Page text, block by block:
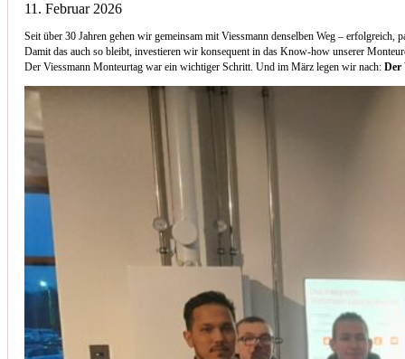
11. Februar 2026
Seit über 30 Jahren gehen wir gemeinsam mit Viessmann denselben Weg – erfolgreich,
Damit das auch so bleibt, investieren wir konsequent in das Know-how unserer
Der Viessmann Monteurtag war ein wichtiger Schritt. Und im März legen wir nach:Der
Installation von Klimaanlagen